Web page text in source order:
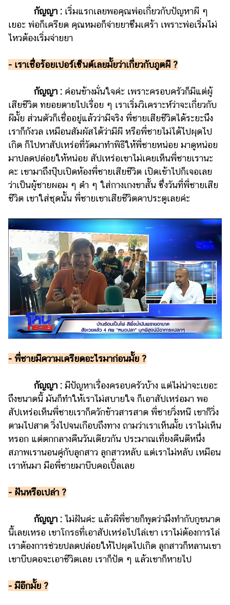
กัญญา : เริ่มแรกเลยพอคุณพ่อเกี่ยวกับปัญหาผี ๆ
เยอะ พ่อก็เครียด คุณหมอก็จ่ายยาซึมเศร้า เพราะพ่อเริ่มไม่
ไหวต้องเริ่มจ่ายยา
- เราเชื่อร้อยเปอร์เซ็นต์เลยมั้ยว่าเกี่ยวกับภูตผี ?
กัญญา : ค่อนข้างมั่นใจค่ะ เพราะครอบครัวก็มีแต่ผู้
เสียชีวิต ทยอยตายไปเรื่อย ๆ เราเริ่มวิเคราะห์ว่าจะเกี่ยวกับ
ผีมั้ย ส่วนตัวก็เชื่ออยู่แล้วว่ามีจริง พี่ชายเสียชีวิตได้ระยะนึง
เราก็กังวล เหมือนสัมผัสได้ว่ามีผี หรือพี่ชายไม่ได้ไปผุดไป
เกิด ก็ไปหาสัปเหร่อที่วัดมาทำพิธีให้พี่ชายหน่อย มาดูหน่อย
มาปลดปล่อยให้หน่อย สัปเหร่อเขาไม่เคยเห็นพี่ชายเรานะ
คะ เขามาถึงปุ๊บเปิดห้องพี่ชายเสียชีวิต เปิดเข้าไปก็เจอเลย
ว่าเป็นผู้ชายผอม ๆ ดำ ๆ ใส่กางเกงขาสั้น ซึ่งวันที่พี่ชายเสีย
ชีวิต เขาใส่ชุดนั้น พี่ชายเขาเสียชีวิตคาประตูเลยค่ะ
- พี่ชายมีความเครียดอะไรมาก่อนมั้ย ?
กัญญา : มีปัญหาเรื่องครอบครัวบ้าง แต่ไม่น่าจะเยอะ
ถึงขนาดนี้ มันก็ทำให้เราไม่สบายใจ ก็เอาสัปเหร่อมา พอ
สัปเหร่อเห็นพี่ชายเราก็ควักข้าวสารสาด พี่ชายวิ่งหนี เขาก็วิ่ง
ตามไปสาด วิ่งไปจนเกือบถึงทาง ถามว่าเราเห็นมั้ย เราไม่เห็น
หรอก แต่ตกกลางคืนวันเดียวกัน ประมาณเที่ยงคืนตีหนึ่ง
สภาพเรานอนคู่กับลูกสาว ลูกสาวหลับ แต่เราไม่หลับ เหมือน
เราหันมา มือพี่ชายมาบีบคอเปิ้ลเลย
- ฝันหรือเปล่า ?
กัญญา : ไม่ฝันค่ะ แล้วผีพี่ชายก็พูดว่ามึงทำกับกูขนาด
นี้เลยเหรอ เขาโกรธที่เอาสัปเหร่อไปไล่เขา เราไม่ต้องการไล่
เราต้องการช่วยปลดปล่อยให้ไปผุดไปเกิด ลูกสาวก็หลานเขา
เขาบีบคอจะเอาชีวิตเลย เราก็ปัด ๆ แล้วเขาก็หายไป
- มีอีกมั้ย ?